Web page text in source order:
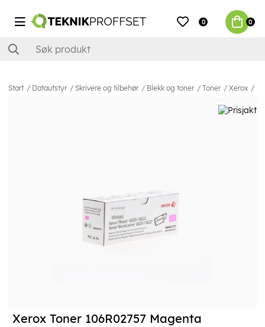
0 0
Start Datautstyr Skrivere og tilbehør Blekk og toner Toner Xerox
Xerox Toner 106R02757 Magenta